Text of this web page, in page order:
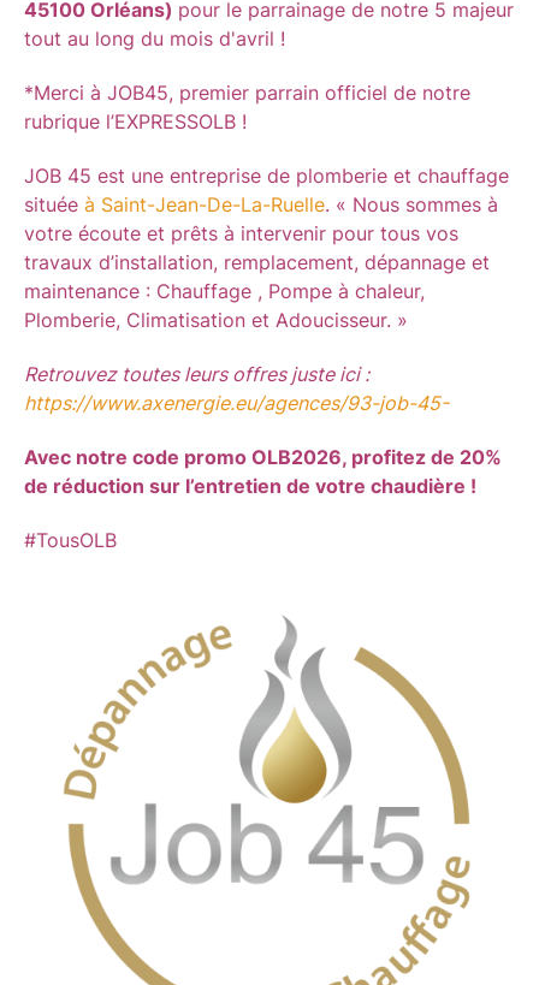
45100 Orléans) pour le parrainage de notre 5 majeur
tout au long du mois d'avril !
*Merci à JOB45, premier parrain officiel de notre
rubrique l’EXPRESSOLB !
JOB 45 est une entreprise de plomberie et chauffage
située à Saint-Jean-De-La-Ruelle. « Nous sommes à
votre écoute et prêts à intervenir pour tous vos
travaux d’installation, remplacement, dépannage et
maintenance : Chauffage , Pompe à chaleur,
Plomberie, Climatisation et Adoucisseur. »
Retrouvez toutes leurs offres juste ici :
https://www.axenergie.eu/agences/93-job-45-
Avec notre code promo OLB2026, profitez de 20%
de réduction sur l’entretien de votre chaudière !
#TousOLB